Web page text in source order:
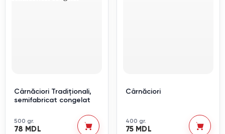
Cârnăciori Tradiționali,
semifabricat congelat
500 gr.
78 MDL
Cârnăciori
400 gr.
75 MDL